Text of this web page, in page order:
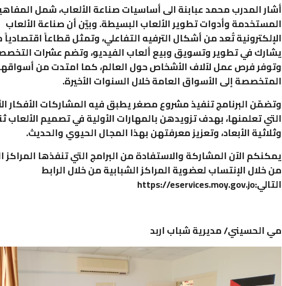
أشار المدرب محمد عبابنة الى أساسيات صناعة الألعاب، شمل
المستخدمة وأدوات تطوير الألعاب البسيطة. وبيّن أن صناعة الألعاب
الإلكترونية تُعد من أشكال الترفيه التفاعلي، وتمثل قطاعاً اقتصادياً
يشارك في تطوير وتسويق وبيع ألعاب الفيديو، وتضم عشرات
وتوفر فرص عمل لآلاف الأشخاص حول العالم، كما امتدت من
المتخصصة إلى الأسواق العامة خلال السنوات الأخيرة.
وتضمّن البرنامج تنفيذ مشروع مصغر يطبق فيه المشاركات الأفكار
التي تعلمنها، بهدف تزويدهن بالمهارات الأولية في تصميم الألعاب
وثلاثية الأبعاد، وتعزيز معرفتهن بهذا المجال الحيوي والحديث.
يمكنكم الآن المشاركة والاستفادة من البرامج التي تنفذها المراكز
من خلال الإنتساب لعضوية المراكز الشبابية من خلال الرابط
التالي:https://eservices.moy.gov.jo
مي الحسيني/ مديرية شباب اربد